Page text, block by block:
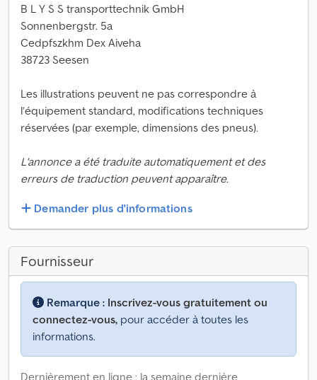
B L Y S S transporttechnik GmbH
Sonnenbergstr. 5a
Cedpfszkhm Dex Aiveha
38723 Seesen
Les illustrations peuvent ne pas correspondre à
l’équipement standard, modifications techniques
réservées (par exemple, dimensions des pneus).
L'annonce a été traduite automatiquement et des
erreurs de traduction peuvent apparaître.
Demander plus d'informations
Fournisseur
Remarque : Inscrivez-vous gratuitement ou
connectez-vous, pour accéder à toutes les
informations.
Dernièrement en ligne : la semaine dernière